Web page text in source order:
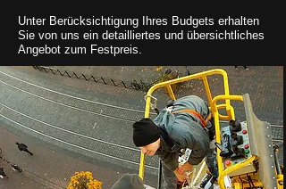
Unter Berücksichtigung Ihres Budgets erhalten
Sie von uns ein detailliertes und übersichtliches
Angebot zum Festpreis.